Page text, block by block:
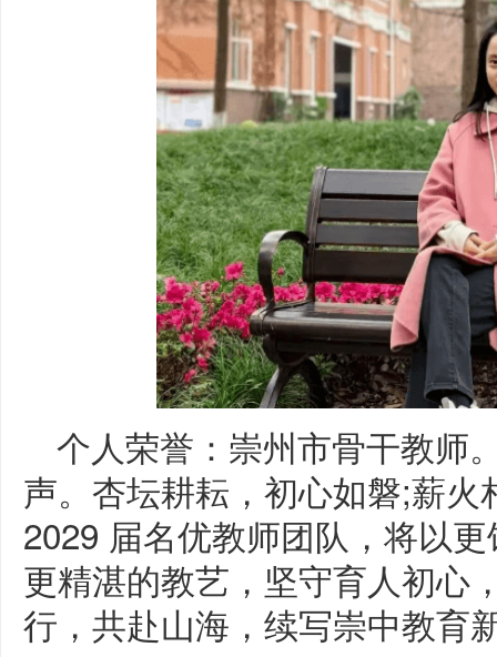
个人荣誉：崇州市骨干教师
声。杏坛耕耘，初心如磐;薪
2029 届名优教师团队，将以
更精湛的教艺，坚守育人初心
行，共赴山海，续写崇中教育